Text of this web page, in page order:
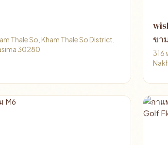
Thale So, Kham Thale So District,
30280
ขา
316